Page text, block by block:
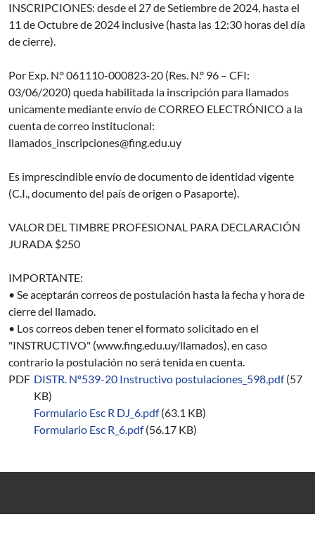
INSCRIPCIONES: desde el 27 de Setiembre de 2024, hasta el
11 de Octubre de 2024 inclusive (hasta las 12:30 horas del día
de cierre).
Por Exp. N.º 061110-000823-20 (Res. N.º 96 – CFI:
03/06/2020) queda habilitada la inscripción para llamados
unicamente mediante envío de CORREO ELECTRÓNICO a la
cuenta de correo institucional:
llamados_inscripciones@fing.edu.uy
Es imprescindible envío de documento de identidad vigente
(C.I., documento del país de origen o Pasaporte).
VALOR DEL TIMBRE PROFESIONAL PARA DECLARACIÓN
JURADA $250
IMPORTANTE:
• Se aceptarán correos de postulación hasta la fecha y hora de
cierre del llamado.
• Los correos deben tener el formato solicitado en el
"INSTRUCTIVO" (www.fing.edu.uy/llamados), en caso
contrario la postulación no será tenida en cuenta.
PDF DISTR. Nº539-20 Instructivo postulaciones_598.pdf (57
KB)
Formulario Esc R DJ_6.pdf (63.1 KB)
Formulario Esc R_6.pdf (56.17 KB)